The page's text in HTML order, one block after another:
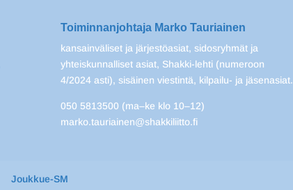
Toiminnanjohtaja Marko Tauriainen
kansainväliset ja järjestöasiat, sidosryhmät ja
yhteiskunnalliset asiat, Shakki-lehti (numeroon
4/2024 asti), sisäinen viestintä, kilpailu- ja jäsenasiat.
050 5813500 (ma–ke klo 10–12)
marko.tauriainen@shakkiliitto.fi
Joukkue-SM